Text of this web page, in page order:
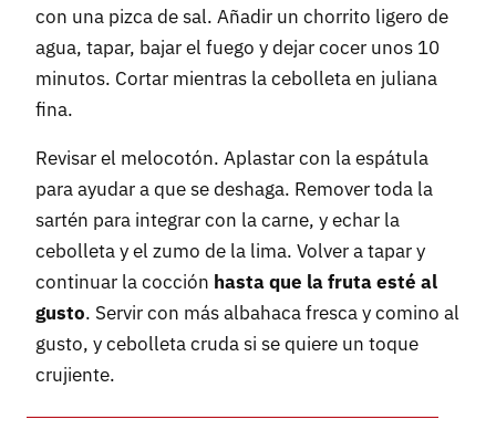
con una pizca de sal. Añadir un chorrito ligero de
agua, tapar, bajar el fuego y dejar cocer unos 10
minutos. Cortar mientras la cebolleta en juliana
fina.
Revisar el melocotón. Aplastar con la espátula
para ayudar a que se deshaga. Remover toda la
sartén para integrar con la carne, y echar la
cebolleta y el zumo de la lima. Volver a tapar y
continuar la cocción hasta que la fruta esté al
gusto. Servir con más albahaca fresca y comino al
gusto, y cebolleta cruda si se quiere un toque
crujiente.